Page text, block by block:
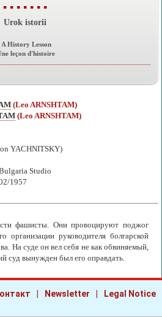
▪ ▪ ▪ ▪ ▪ ▪ ▪
Urok istorii
A History Lesson
leçon d'histoire
(Leo ARNSHTAM)
(Leo ARNSHTAM)
YACHNITSKY)
Studio
1957
фашисты. Они провоцируют поджог
организации руководителя болгарской
На суде он вел себя не как обвиняемый,
суд вынужден был его оправдать.
Newsletter Legal Notice